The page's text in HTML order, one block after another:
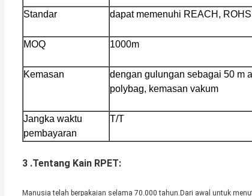
Standar dapat memenuhi REACH,
MOQ 1000m
Kemasan
dengan gulungan sebagai 50 m
polybag, kemasan vakum
Jangka waktu
pembayaran
T/T
3 .Tentang Kain RPET:
Manusia telah berpakaian selama 70.000 tahun.Dari awal untuk